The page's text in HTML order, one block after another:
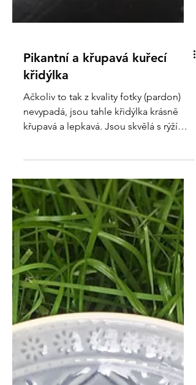
Pikantní a křupavá kuřecí
křidýlka
Ačkoliv to tak z kvality fotky (pardon)
křupavá a lepkavá. Jsou skvělá s rýží